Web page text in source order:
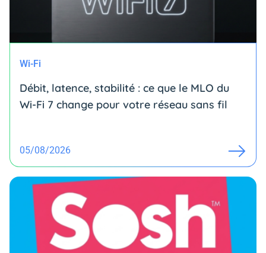
Wi-Fi
Débit, latence, stabilité : ce que le MLO du
Wi-Fi 7 change pour votre réseau sans fil
05/08/2026